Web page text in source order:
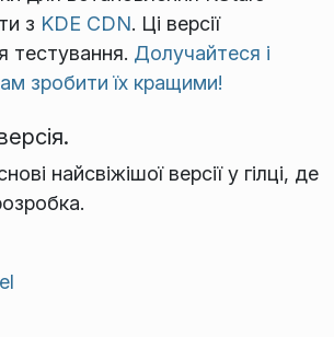
з KDE CDN. Ці версії
тестування. Долучайтеся і
зробити їх кращими!
найсвіжішої версії у гілці, де